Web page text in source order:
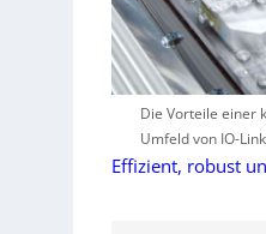
Die Vorteile einer
Umfeld von IO-Link
Effizient, robust